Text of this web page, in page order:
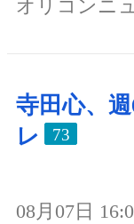
オリコンニ
寺田心、
レ
73
08月07日